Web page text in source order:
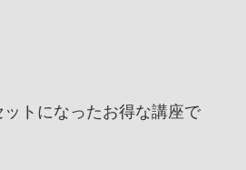
トになったお得な講座で